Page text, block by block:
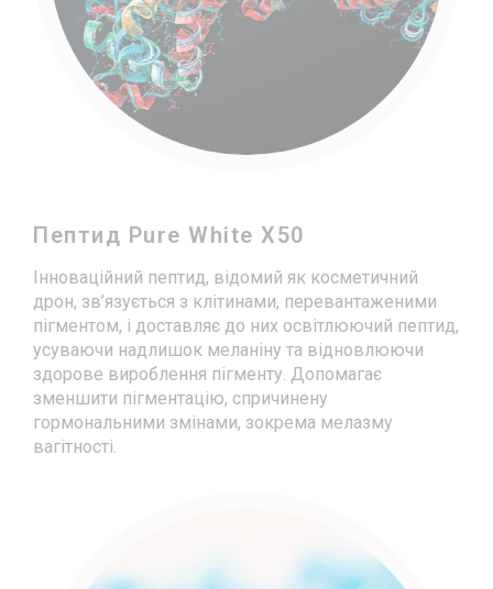
Пептид Pure White X50
Інноваційний пептид, відомий як косметичний
дрон, зв’язується з клітинами, перевантаженими
пігментом, і доставляє до них освітлюючий пептид,
усуваючи надлишок меланіну та відновлюючи
здорове вироблення пігменту. Допомагає
зменшити пігментацію, спричинену
гормональними змінами, зокрема мелазму
вагітності.